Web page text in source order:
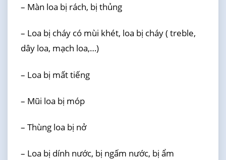
– Màn loa bị rách, bị thủng
– Loa bị cháy có mùi khét, loa bị cháy ( treble,
dây loa, mạch loa,…)
– Loa bị mất tiếng
– Mũi loa bị móp
– Thùng loa bị nở
– Loa bị dính nước, bị ngấm nước, bị ẩm